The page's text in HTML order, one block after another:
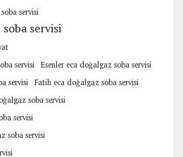
servisi
soba servisi
servisi
Esenler eca doğalgaz soba servisi
servisi
Fatih eca doğalgaz soba servisi
soba servisi
servisi
soba servisi